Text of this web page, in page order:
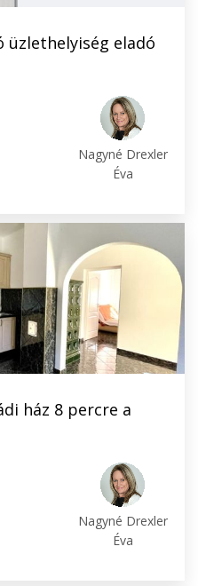
üzlethelyiség eladó
Nagyné Drexler
Éva
ház 8 percre a
Nagyné Drexler
Éva